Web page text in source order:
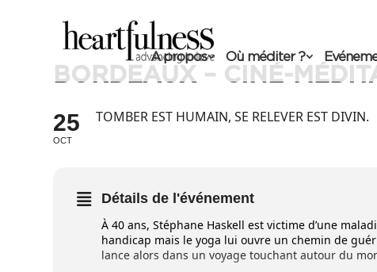
A propos Où méditer ?
BORDEAUX – CINÉ-
25
OCT
TOMBER EST HUMAIN, SE RELEVER EST DIVIN.
Détails de l'événement
À 40 ans, Stéphane Haskell est victime d’une
handicap mais le yoga lui ouvre un chemin de
lance alors dans un voyage touchant autour du